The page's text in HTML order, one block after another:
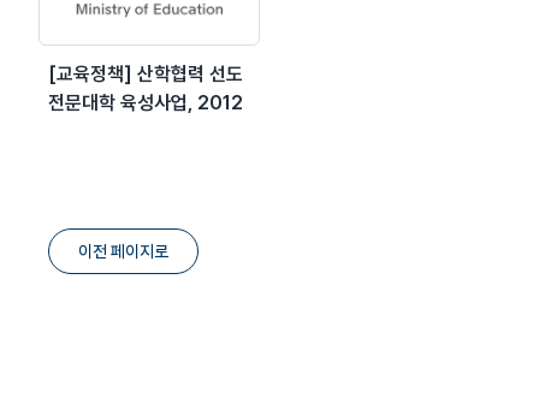
[교육정책] 산학협력 선도
전문대학 육성사업, 2012
이전 페이지로